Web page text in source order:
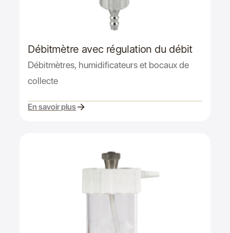
Débitmètre avec régulation du débit
Débitmètres, humidificateurs et bocaux de
collecte
En savoir plus